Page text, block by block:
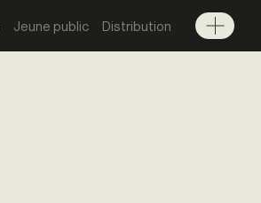
Jeune public Distribution
Menu